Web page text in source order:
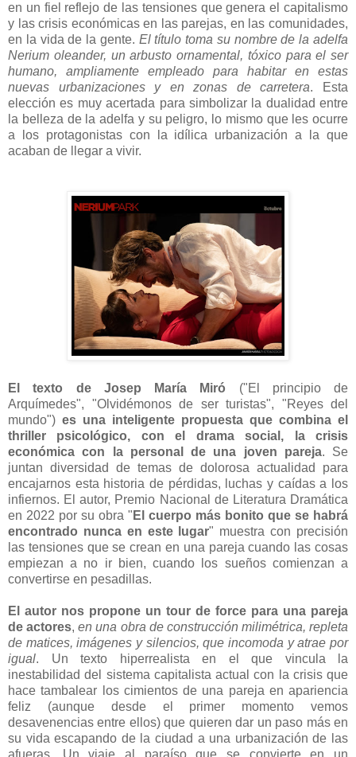
en un fiel reflejo de las tensiones que genera el capitalismo
y las crisis económicas en las parejas, en las comunidades,
en la vida de la gente. El título toma su nombre de la adelfa
Nerium oleander, un arbusto ornamental, tóxico para el ser
humano, ampliamente empleado para habitar en estas
nuevas urbanizaciones y en zonas de carretera. Esta
elección es muy acertada para simbolizar la dualidad entre
la belleza de la adelfa y su peligro, lo mismo que les ocurre
a los protagonistas con la idílica urbanización a la que
acaban de llegar a vivir.
El texto de Josep María Miró ("El principio de
Arquímedes", "Olvidémonos de ser turistas", "Reyes del
mundo") es una inteligente propuesta que combina el
thriller psicológico, con el drama social, la crisis
económica con la personal de una joven pareja. Se
juntan diversidad de temas de dolorosa actualidad para
encajarnos esta historia de pérdidas, luchas y caídas a los
infiernos. El autor, Premio Nacional de Literatura Dramática
en 2022 por su obra " El cuerpo más bonito que se habrá
encontrado nunca en este lugar" muestra con precisión
las tensiones que se crean en una pareja cuando las cosas
empiezan a no ir bien, cuando los sueños comienzan a
convertirse en pesadillas.
El autor nos propone un tour de force para una pareja
de actores,en una obra de construcción milimétrica, repleta
de matices, imágenes y silencios, que incomoda y atrae por
igual. Un texto hiperrealista en el que vincula la
inestabilidad del sistema capitalista actual con la crisis que
hace tambalear los cimientos de una pareja en apariencia
feliz (aunque desde el primer momento vemos
desavenencias entre ellos) que quieren dar un paso más en
su vida escapando de la ciudad a una urbanización de las